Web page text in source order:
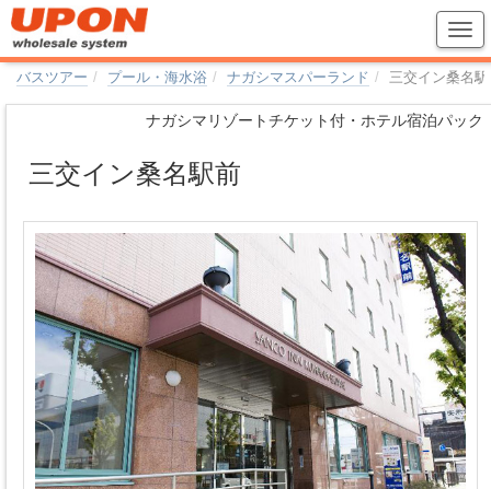
バスツアー プール・海水浴 ナガシマスパーランド 三交イン桑名
ナガシマリゾートチケット付・ホテル宿泊パック
三交イン桑名駅前